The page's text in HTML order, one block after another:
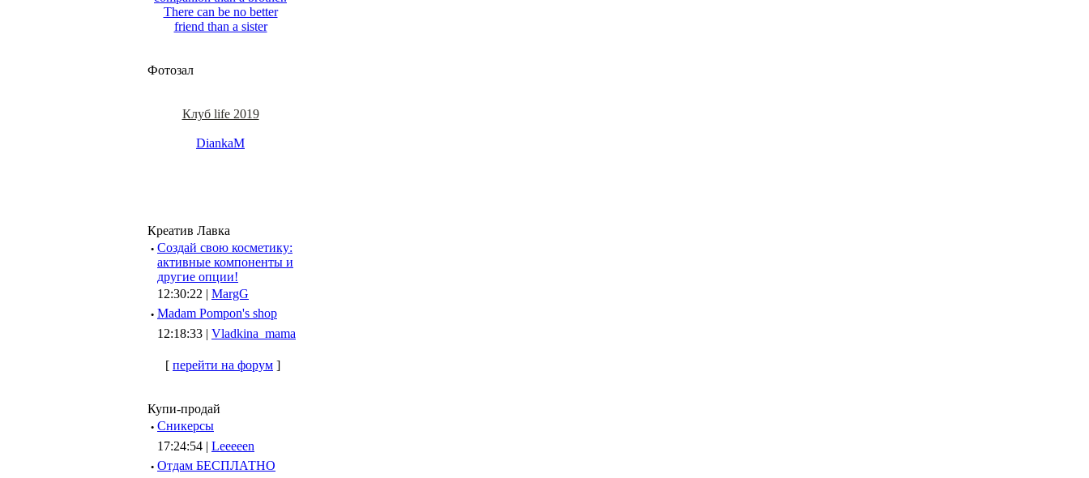
There can be no better
friend than a sister
Фотозал
Клуб life 2019
DiankaM
Креатив Лавка
· Создай свою косметику:
активные компоненты и
другие опции!
12:30:22 | MargG
· Madam Pompon's shop
12:18:33 | Vladkina_mama
[ перейти на форум ]
Купи-продай
· Сникерсы
17:24:54 | Leeeeen
· Отдам БЕСПЛАТНО